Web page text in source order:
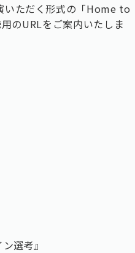
いただく形式の「Home to
のURLをご案内いたしま
選考』